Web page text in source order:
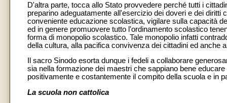
D'altra parte, tocca allo Stato provvedere perché tutti i
preparino adeguatamente all'esercizio dei doveri e dei diritti
conveniente educazione scolastica, vigilare sulla capacità
ed in genere promuovere tutto l'ordinamento scolastico
forma di monopolio scolastico. Tale monopolio infatti
della cultura, alla pacifica convivenza dei cittadini ed anche
Il sacro Sinodo esorta dunque i fedeli a collaborare
sia nella formazione dei maestri che sappiano bene
positivamente e costantemente il compito della scuola e in
La scuola non cattolica